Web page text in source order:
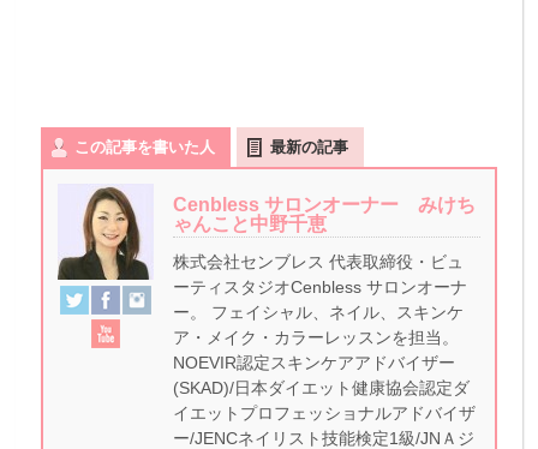
この記事を書いた人 最新の記事
Cenbless サロンオーナー みけち
ゃんこと中野千恵
株式会社センブレス 代表取締役・ビュ
ーティスタジオCenbless サロンオーナ
ー。 フェイシャル、ネイル、スキンケ
ア・メイク・カラーレッスンを担当。
NOEVIR認定スキンケアアドバイザー
(SKAD)/日本ダイエット健康協会認定ダ
イエットプロフェッショナルアドバイザ
ー/JENCネイリスト技能検定1級/JNＡジ